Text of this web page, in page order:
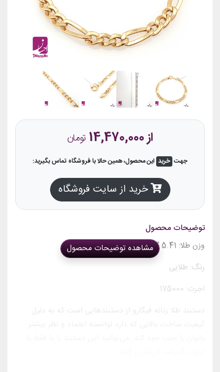
از 14,470,000 تومان
جهت خرید این محصول، همین حالا با فروشگاه تماس بگیرید:
خرید از سایت فروشگاه
توضیحات محصول
وزن طلا: 5.41 گرم
رنگ: طلایی
اجرت: 175000
دستبند طلا زنانه فیگارو از دستبندهایی است که به دلیل
مشاهده توضیحات محصول